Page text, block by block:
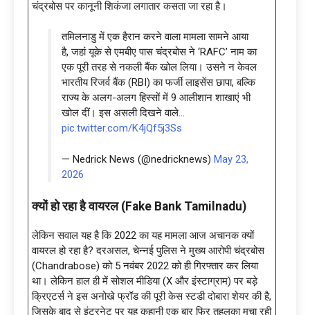
चंद्रबोस पर कानूनी शिकंजा लगातार कसता जा रहा है।
तमिलनाडु में एक हैरान करने वाला मामला सामने आया
है, जहां यूके से एमबीए पास चंद्रबोस ने ‘RAFC’ नाम का
एक पूरी तरह से नकली बैंक खोल लिया। उसने न केवल
भारतीय रिजर्व बैंक (RBI) का फर्जी लाइसेंस छापा, बल्कि
राज्य के अलग-अलग हिस्सों में 9 आलीशान शाखाएं भी
खोल दीं। इस असली दिखने वाले…
pic.twitter.com/K4jQf5j3Ss
— Nedrick News (@nedricknews) May 23,
2026
क्यों हो रहा है वायरल (Fake Bank Tamilnadu)
लेकिन सवाल यह है कि 2022 का यह मामला आज अचानक क्यों
वायरल हो रहा है? दरअसल, चेन्नई पुलिस ने मुख्य आरोपी चंद्रबोस
(Chandrabose) को 5 नवंबर 2022 को ही गिरफ्तार कर लिया
था। लेकिन हाल ही में सोशल मीडिया (X और इंस्टाग्राम) पर बड़े
क्रिएटर्स ने इस अनोखे फ्रॉड की पूरी केस स्टडी दोबारा शेयर की है,
जिसके बाद से इंटरनेट पर यह कहानी एक बार फिर तहलका मचा रही